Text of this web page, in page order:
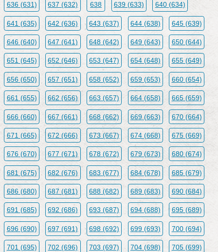
636 (631) 637 (632) 638 639 (633) 640 (634)
641 (635) 642 (636) 643 (637) 644 (638) 645 (639)
646 (640) 647 (641) 648 (642) 649 (643) 650 (644)
651 (645) 652 (646) 653 (647) 654 (648) 655 (649)
656 (650) 657 (651) 658 (652) 659 (653) 660 (654)
661 (655) 662 (656) 663 (657) 664 (658) 665 (659)
666 (660) 667 (661) 668 (662) 669 (663) 670 (664)
671 (665) 672 (666) 673 (667) 674 (668) 675 (669)
676 (670) 677 (671) 678 (672) 679 (673) 680 (674)
681 (675) 682 (676) 683 (677) 684 (678) 685 (679)
686 (680) 687 (681) 688 (682) 689 (683) 690 (684)
691 (685) 692 (686) 693 (687) 694 (688) 695 (689)
696 (690) 697 (691) 698 (692) 699 (693) 700 (694)
701 (695) 702 (696) 703 (697) 704 (698) 705 (699)